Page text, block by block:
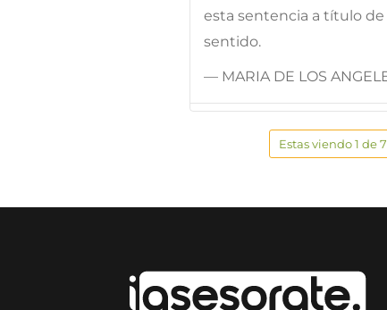
esta sentencia a título
sentido.
— MARIA DE LOS
Estas viendo 1 de